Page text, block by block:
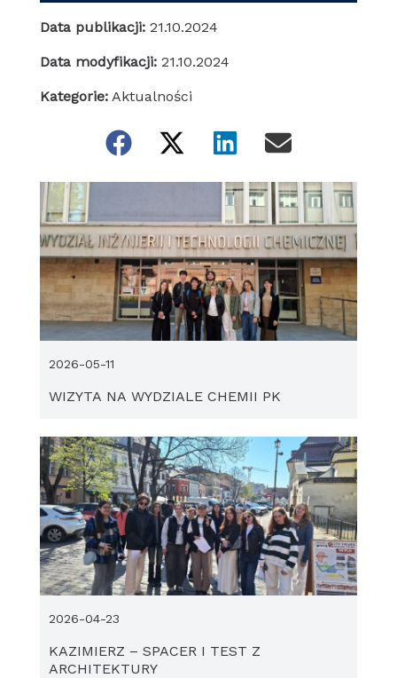
Data publikacji: 21.10.2024
Data modyfikacji: 21.10.2024
Kategorie: Aktualności
WIZYTA NA WYDZIALE CHEMII PK
2026-05-11
KAZIMIERZ – SPACER I TEST Z
ARCHITEKTURY
2026-04-23